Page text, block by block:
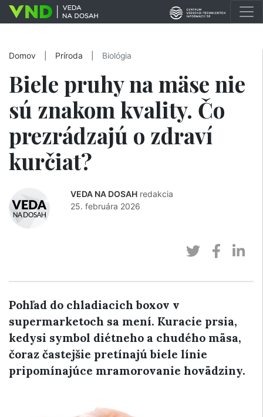
Domov Príroda Biológia
Biele pruhy na mäse nie
sú znakom kvality. Čo
prezrádzajú o zdraví
kurčiat?
VEDA NA DOSAH redakcia
25. februára 2026
Pohľad do chladiacich boxov v
supermarketoch sa mení. Kuracie prsia,
kedysi symbol diétneho a chudého mäsa,
čoraz častejšie pretínajú biele línie
pripomínajúce mramorovanie hovädziny.